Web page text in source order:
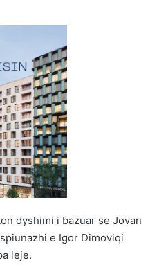
dyshimi i bazuar se Jovan
e Igor Dimoviqi
leje.